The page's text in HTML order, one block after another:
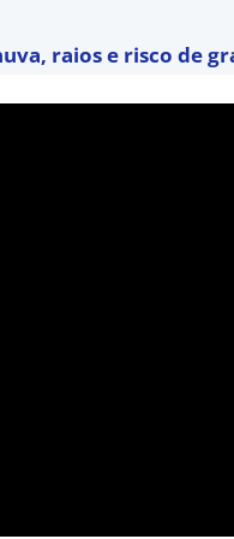
raios e risco de